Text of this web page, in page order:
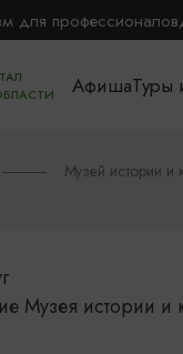
для профессионалов
АфишаТуры
Музей истории и
Музея истории и